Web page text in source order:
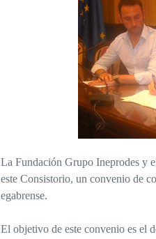
La Fundación Grupo Ineprodes y
este Consistorio, un convenio de
egabrense.
El objetivo de este convenio es el